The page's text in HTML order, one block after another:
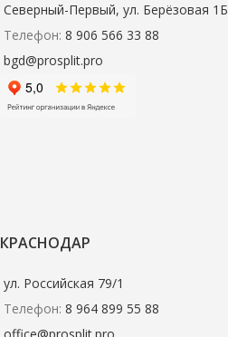
Северный-Первый, ул. Берёзовая 1Б
Телефон: 8 906 566 33 88
bgd@prosplit.pro
КРАСНОДАР
ул. Российская 79/1
Телефон: 8 964 899 55 88